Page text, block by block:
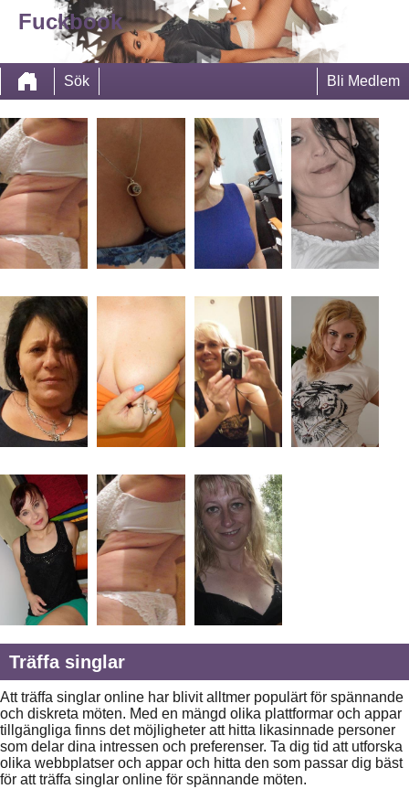
Fuckbook
Sök Bli Medlem
Träffa singlar
Att träffa singlar online har blivit alltmer populärt för spännande
och diskreta möten. Med en mängd olika plattformar och appar
tillgängliga finns det möjligheter att hitta likasinnade personer
som delar dina intressen och preferenser. Ta dig tid att utforska
olika webbplatser och appar och hitta den som passar dig bäst
för att träffa singlar online för spännande möten.